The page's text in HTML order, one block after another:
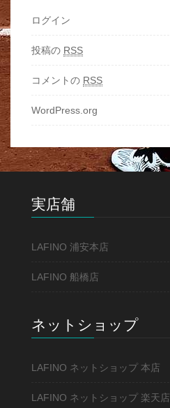
ログイン
投稿の RSS
コメントの RSS
WordPress.org
実店舗
LAFINO 浦安本店
LAFINO 船橋店
ネットショップ
LAFINO ネットショップ 本店
LAFINO ネットショップ 楽天店